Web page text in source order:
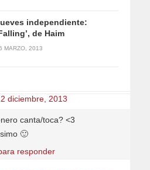
independiente:
de Haim
MARZO, 2013
diciembre, 2013
canta/toca? <3
🙂
responder